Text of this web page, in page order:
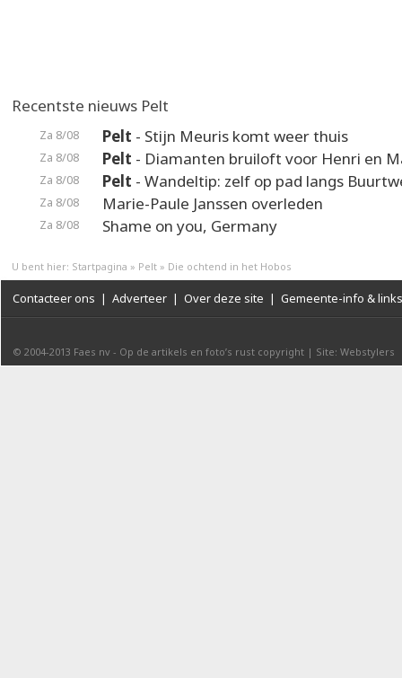
Recentste nieuws Pelt
Za 8/08 Pelt - Stijn Meuris komt weer thuis
Za 8/08 Pelt - Diamanten bruiloft voor Henri en
Za 8/08 Pelt - Wandeltip: zelf op pad langs
Za 8/08 Marie-Paule Janssen overleden
Za 8/08 Shame on you, Germany
U bent hier: Startpagina » Pelt » Die ochtend in het Hobos
Contacteer ons | Adverteer | Over deze site | Gemeente-info & links
© 2004-2013 Faes nv - Op de artikels en foto’s rust copyright | Site: Webstylers